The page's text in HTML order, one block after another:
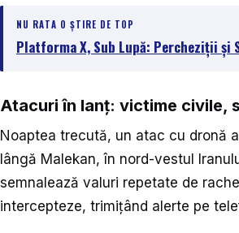
NU RATA O ȘTIRE DE TOP
Platforma X, Sub Lupă: Percheziții și
Atacuri în lanț: victime civile,
Noaptea trecută, un atac cu dronă
lângă Malekan, în nord-vestul
semnalează valuri repetate de
intercepteze, trimițând alerte pe